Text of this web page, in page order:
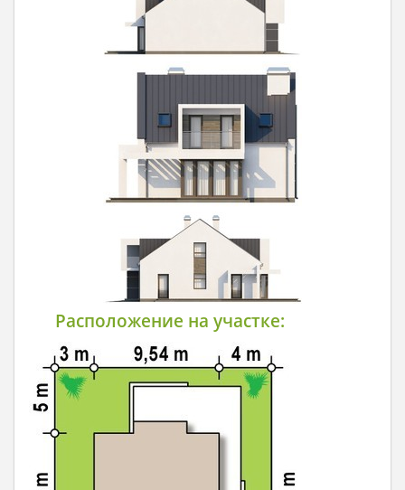
Расположение на участке: